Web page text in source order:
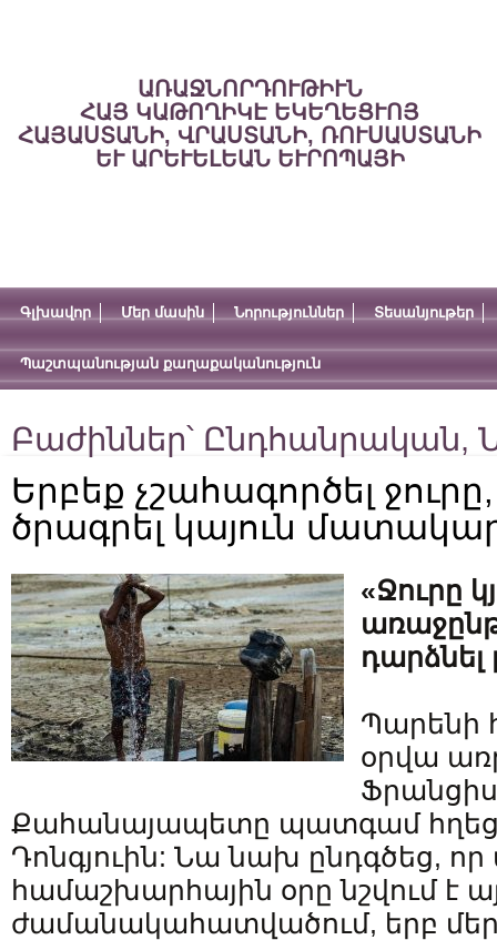
ԱՌԱՋՆՈՐԴՈՒԹԻՒՆ
ՀԱՅ ԿԱԹՈՂԻԿԷ ԵԿԵՂԵՑՒՈՅ
ՀԱՅԱՍՏԱՆԻ, ՎՐԱՍՏԱՆԻ, ՌՈՒՍԱՍՏԱՆԻ
ԵՒ ԱՐԵՒԵԼԵԱՆ ԵՒՐՈՊԱՅԻ
Գլխավոր Մեր մասին Նորություններ Տեսանյութեր
Պաշտպանության քաղաքականություն
Բաժիններ՝ Ընդհանրական,
Երբեք չշահագործել
ծրագրել կայուն
«Ջուրը
դարձնել
Պարենի
օրվա
Քահանայապետը պատգամ հղեց
Դոնգյուին: Նա նախ ընդգծեց,
համաշխարհային օրը նշվում է
ժամանակահատվածում, երբ